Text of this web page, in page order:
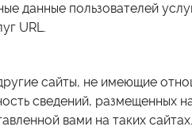
данные пользователей
URL.
сайты, не имеющие
сведений, размещенных
вами на таких сайтах.